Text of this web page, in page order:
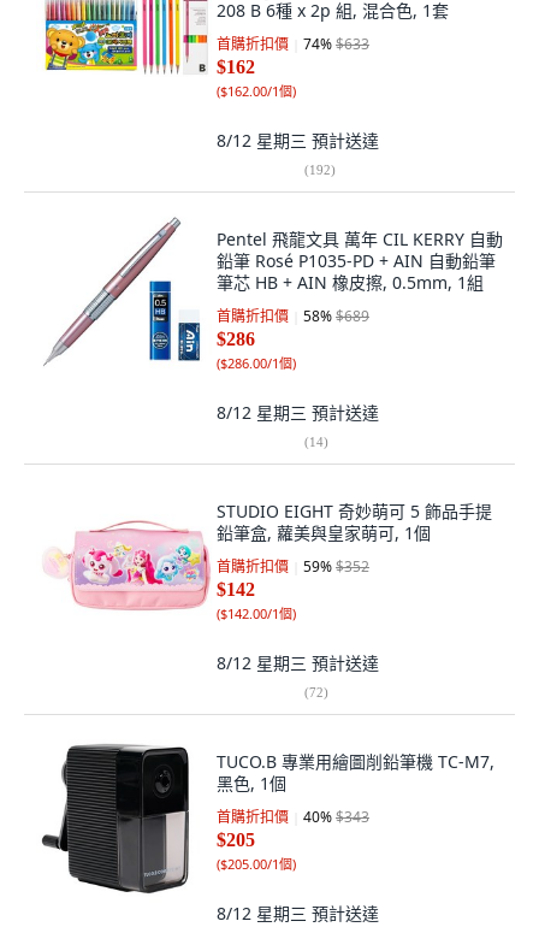
208 B 6種 x 2p 組, 混合色, 1套
首購折扣價 74%$633
$162
($162.00/1個)
8/12 星期三 預計送達
(192)
Pentel 飛龍文具 萬年 CIL KERRY 自動
鉛筆 Rosé P1035-PD + AIN 自動鉛筆
筆芯 HB + AIN 橡皮擦, 0.5mm, 1組
首購折扣價 58%$689
$286
($286.00/1個)
8/12 星期三 預計送達
(14)
STUDIO EIGHT 奇妙萌可 5 飾品手提
鉛筆盒, 蘿美與皇家萌可, 1個
首購折扣價 59%$352
$142
($142.00/1個)
8/12 星期三 預計送達
(72)
TUCO.B 專業用繪圖削鉛筆機 TC-M7,
黑色, 1個
首購折扣價 40%$343
$205
($205.00/1個)
8/12 星期三 預計送達